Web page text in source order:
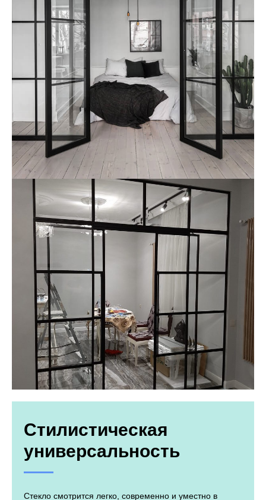
Стилистическая
универсальность
Стекло смотрится легко, современно и уместно в